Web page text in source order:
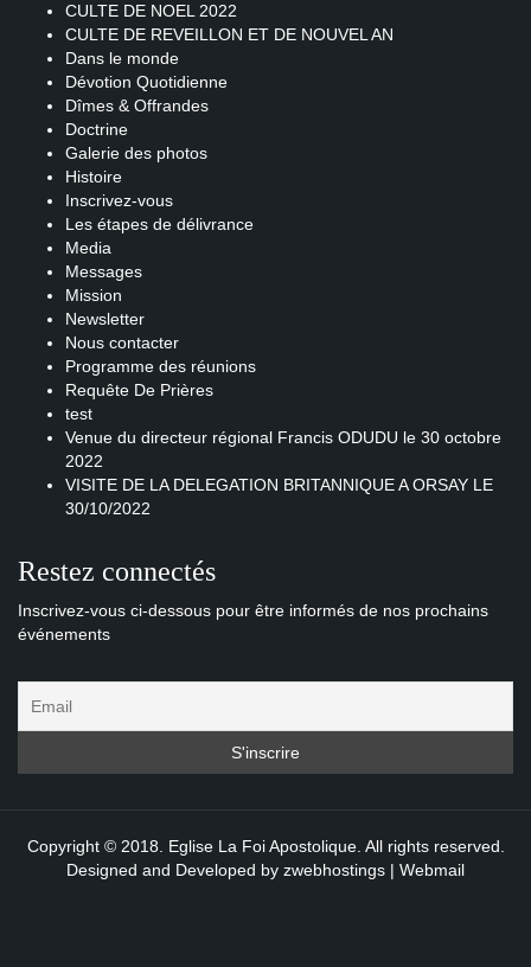
CULTE DE NOEL 2022
CULTE DE REVEILLON ET DE NOUVEL AN
Dans le monde
Dévotion Quotidienne
Dîmes & Offrandes
Doctrine
Galerie des photos
Histoire
Inscrivez-vous
Les étapes de délivrance
Media
Messages
Mission
Newsletter
Nous contacter
Programme des réunions
Requête De Prières
test
Venue du directeur régional Francis ODUDU le 30 octobre
2022
VISITE DE LA DELEGATION BRITANNIQUE A ORSAY LE
30/10/2022
Restez connectés
Inscrivez-vous ci-dessous pour être informés de nos prochains
événements
Copyright © 2018. Eglise La Foi Apostolique. All rights reserved.
Designed and Developed by zwebhostings | Webmail